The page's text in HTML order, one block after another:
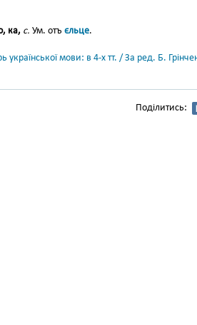
ка, с. Ум. отъ єльце.
української мови: в 4-х тт. / За ред. Б.
Поділитись: